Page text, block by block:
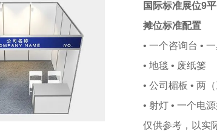
国际标准展位9平
摊位标准配置
• 一个咨询台 •
• 地毯 • 废纸篓
• 公司楣板 • 两
• 射灯 • 一个电源
仅供参考，以实